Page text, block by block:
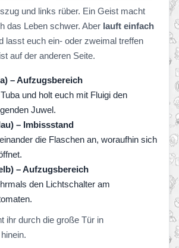
und links rüber. Ein Geist macht
das Leben schwer. Aber lauft einfach
lasst euch ein- oder zweimal treffen
auf der anderen Seite.
– Aufzugsbereich
und holt euch mit Fluigi den
Juwel.
– Imbissstand
die Flaschen an, woraufhin sich
– Aufzugsbereich
den Lichtschalter am
ihr durch die große Tür in
hinein.